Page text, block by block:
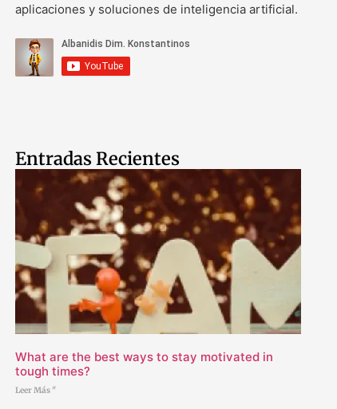
aplicaciones y soluciones de inteligencia artificial.
Entradas Recientes
What are the best ways to stay motivated in
tough times?
Leer Más "